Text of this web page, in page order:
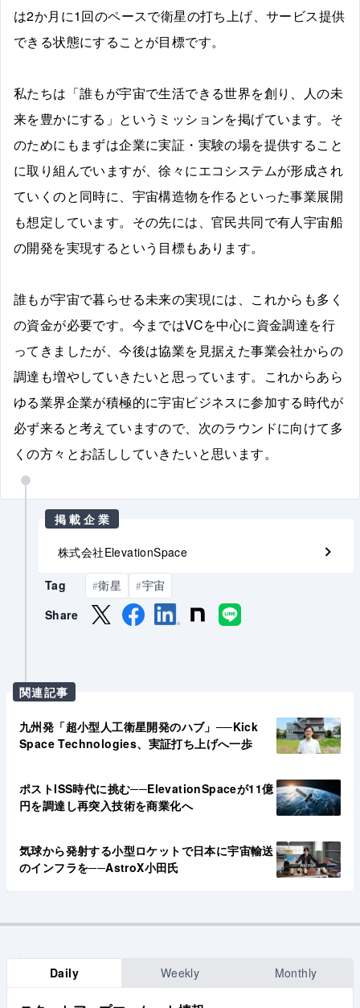
は2か月に1回のペースで衛星の打ち上げ、サービス提供
できる状態にすることが目標です。
私たちは「誰もが宇宙で生活できる世界を創り、人の未
来を豊かにする」というミッションを掲げています。そ
のためにもまずは企業に実証・実験の場を提供すること
に取り組んでいますが、徐々にエコシステムが形成され
ていくのと同時に、宇宙構造物を作るといった事業展開
も想定しています。その先には、官民共同で有人宇宙船
の開発を実現するという目標もあります。
誰もが宇宙で暮らせる未来の実現には、これからも多く
の資金が必要です。今まではVCを中心に資金調達を行
ってきましたが、今後は協業を見据えた事業会社からの
調達も増やしていきたいと思っています。これからあら
ゆる業界企業が積極的に宇宙ビジネスに参加する時代が
必ず来ると考えていますので、次のラウンドに向けて多
くの方々とお話ししていきたいと思います。
掲載企業
株式会社ElevationSpace
Tag #衛星 #宇宙
Share
関連記事
九州発「超小型人工衛星開発のハブ」──Kick
Space Technologies、実証打ち上げへ一歩
ポストISS時代に挑む──ElevationSpaceが11億
円を調達し再突入技術を商業化へ
気球から発射する小型ロケットで日本に宇宙輸送
のインフラを──AstroX小田氏
Daily Weekly Monthly